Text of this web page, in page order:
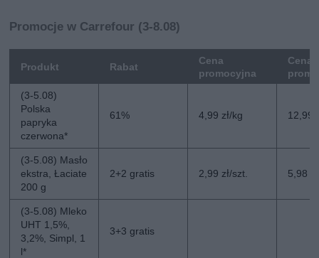
Promocje w Carrefour (3-8.08)
Produkt Rabat
Cena
promocyjna
Cena
(3-5.08)
Polska
papryka
czerwona*
61% 4,99 zł/kg 12,99
(3-5.08) Masło
ekstra, Łaciate
200 g
2+2 gratis 2,99 zł/szt. 5,98
(3-5.08) Mleko
UHT 1,5%,
3,2%, Simpl, 1
l*
3+3 gratis